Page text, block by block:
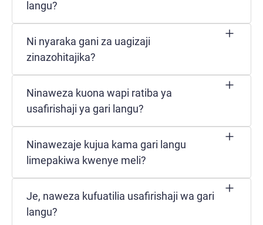
langu?
Ni nyaraka gani za uagizaji
zinazohitajika?
Ninaweza kuona wapi ratiba ya
usafirishaji ya gari langu?
Ninawezaje kujua kama gari langu
limepakiwa kwenye meli?
Je, naweza kufuatilia usafirishaji wa gari
langu?